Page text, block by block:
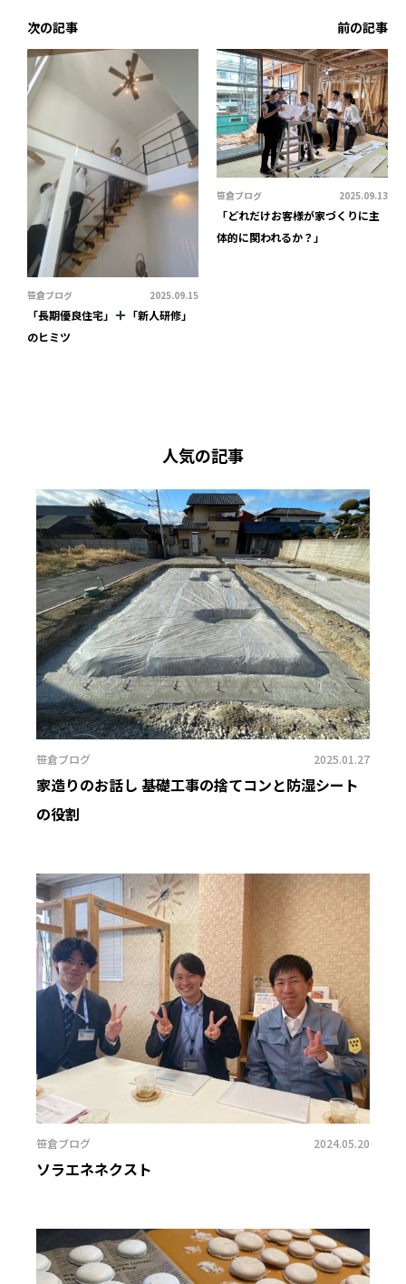
次の記事
笹倉ブログ 2025.09.15
「長期優良住宅」
「新人研修」
のヒミツ
前の記事
笹倉ブログ 2025.09.13
「どれだけお客様が家づくりに主
体的に関われるか？」
人気の記事
笹倉ブログ 2025.01.27
家造りのお話し 基礎工事の捨てコンと防湿シート
の役割
笹倉ブログ 2024.05.20
ソラエネネクスト